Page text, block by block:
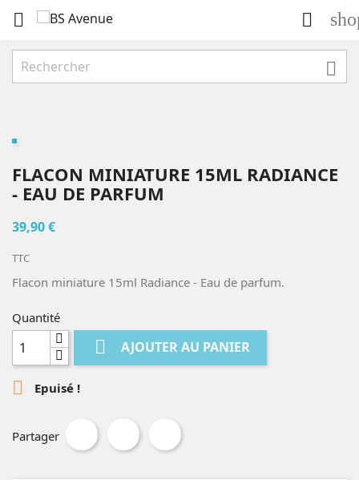
 

FLACON MINIATURE 15ML RADIANCE
- EAU DE PARFUM
39,90 €
TTC
Flacon miniature 15ml Radiance - Eau de parfum.
Quantité
 AJOUTER AU PANIER
 Epuisé !
Partager